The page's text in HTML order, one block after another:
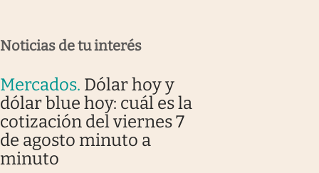
Noticias de tu interés
Mercados. Dólar hoy y
dólar blue hoy: cuál es la
cotización del viernes 7
de agosto minuto a
minuto